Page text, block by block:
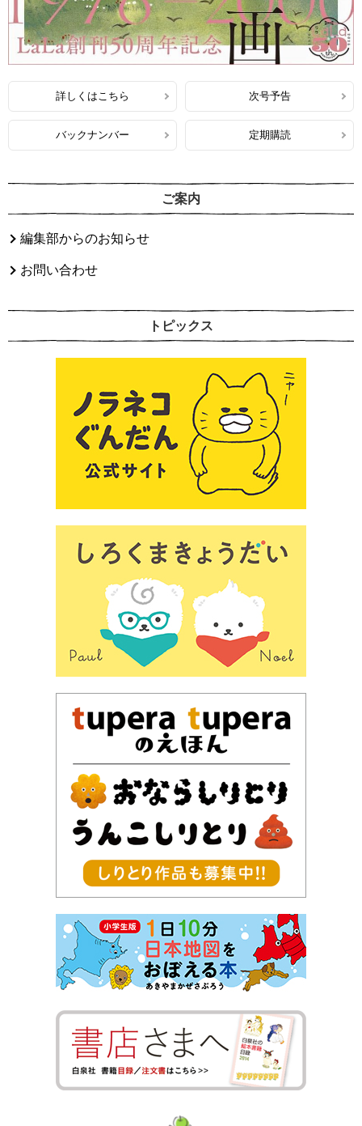
詳しくはこちら 次号予告
バックナンバー 定期購読
ご案内
編集部からのお知らせ
お問い合わせ
トピックス